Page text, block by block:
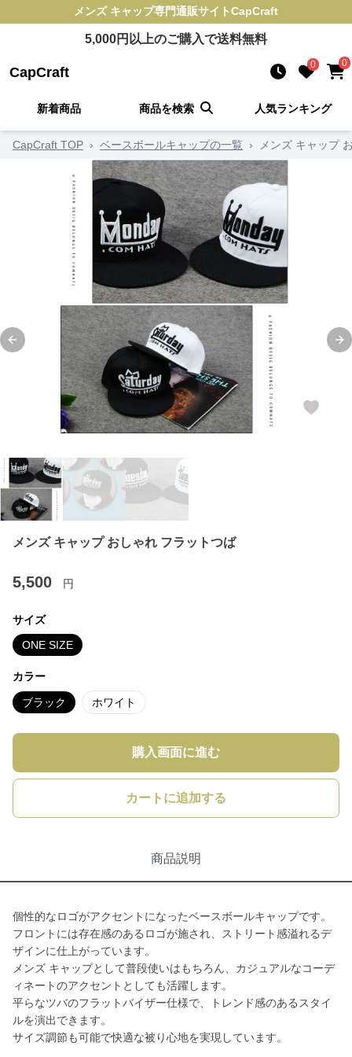
メンズ キャップ専門通販サイトCapCraft
5,000円以上のご購入で送料無料
CapCraft 0 0
新着商品 商品を検索 人気ランキング
CapCraft TOP › ベースボールキャップの一覧 › メンズ キャップ
Previous slide
メンズ キャップ おしゃれ フラットつば
5,500 円
サイズ
ONE SIZE
カラー
ブラック ホワイト
購入画面に進む
カートに追加する
商品説明
個性的なロゴがアクセントになったベースボールキャップです。
フロントには存在感のあるロゴが施され、ストリート感溢れるデ
ザインに仕上がっています。
メンズ キャップとして普段使いはもちろん、カジュアルなコーデ
ィネートのアクセントとしても活躍します。
平らなツバのフラットバイザー仕様で、トレンド感のあるスタイ
ルを演出できます。
サイズ調節も可能で快適な被り心地を実現しています。